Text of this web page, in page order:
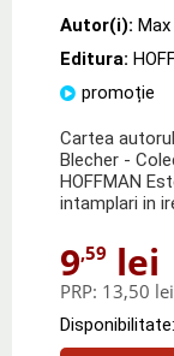
Autor(i):
Editura:
promoție
Cartea
Blecher -
HOFFMAN
intamplari in
9,59 lei
PRP: 13,50 lei